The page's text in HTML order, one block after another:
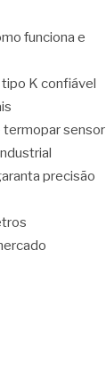
funciona e
K confiável
termopar sensor
precisão